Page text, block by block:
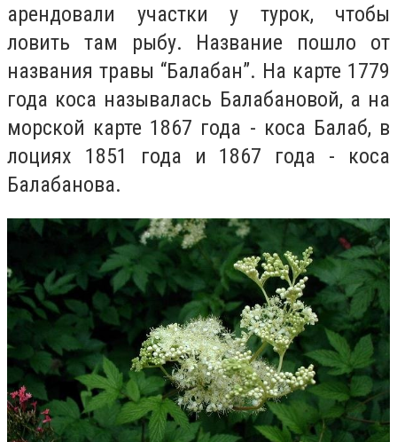
арендовали участки у турок, чтобы
ловить там рыбу. Название пошло от
названия травы “Балабан”. На карте 1779
года коса называлась Балабановой, а на
морской карте 1867 года - коса Балаб, в
лоциях 1851 года и 1867 года - коса
Балабанова.